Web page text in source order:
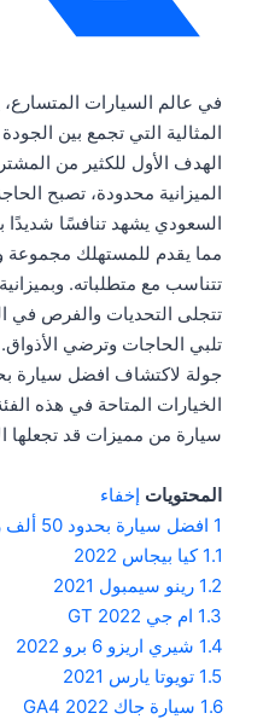
في عالم السيارات
المثالية التي تجمع بين
الهدف الأول للكثير من
الميزانية محدودة، تصبح
السعودي يشهد تنافسًا شديدًا
مما يقدم للمستهلك مجموعة
تتجلى التحديات والفرص في
تلبي الحاجات وترضي
الخيارات المتاحة في هذه
سيارة من مميزات قد تجعلها
المحتويات إخفاء
1 افضل سيارة بحدود 50 ألف ريال
1.1 كيا بيجاس 2022
1.2 رينو سيمبول 2021
1.3 ام جي GT 2022
1.4 شيري اريزو 6 برو 2022
1.5 تويوتا يارس 2021
1.6 سيارة جاك GA4 2022